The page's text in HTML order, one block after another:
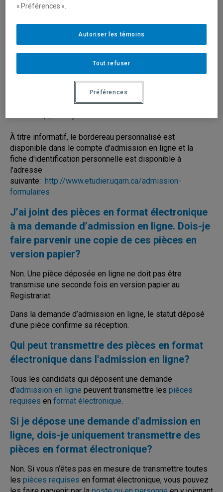
vous devez envoyer les documents accompagnés de la
une demande d'admission papier) ou du bordereau
personnalisé (pour une demande d'admission en ligne) à
Université du Québec à Montréal
Registrariat - Admission
Succursale Centre-ville
À titre informatif, le bordereau personnalisé est
disponible dans le compte d'admission en ligne et la
fiche d'identification personnelle est disponible à
l'adresse
suivante: http://www.etudier.uqam.ca/admission-
formulaires
J’ai joint des pièces en format électronique
à ma demande d’admission en ligne. Dois-je
faire parvenir une copie de ces pièces en
version papier?
Non. Une pièce déposée en ligne ne doit pas être
transmise une seconde fois en version papier au
Registrariat.
Dans la demande d’admission en ligne, le statut déposé
d’une pièce confirme sa réception.
Qui peut transmettre des pièces en format
électronique dans l'admission en ligne?
Tous les candidats qui déposent une demande
d'admission en ligne peuvent transmettre les pièces
requises en format électronique.
Si je dépose une demande d'admission en
ligne, dois-je uniquement transmettre des
pièces en format électronique?
Non. Si vous n’êtes pas en mesure de transmettre toutes
les pièces requises en format électronique, vous pouvez
« Préférences ».
Tout refuser
Autoriser les témoins
Préférences